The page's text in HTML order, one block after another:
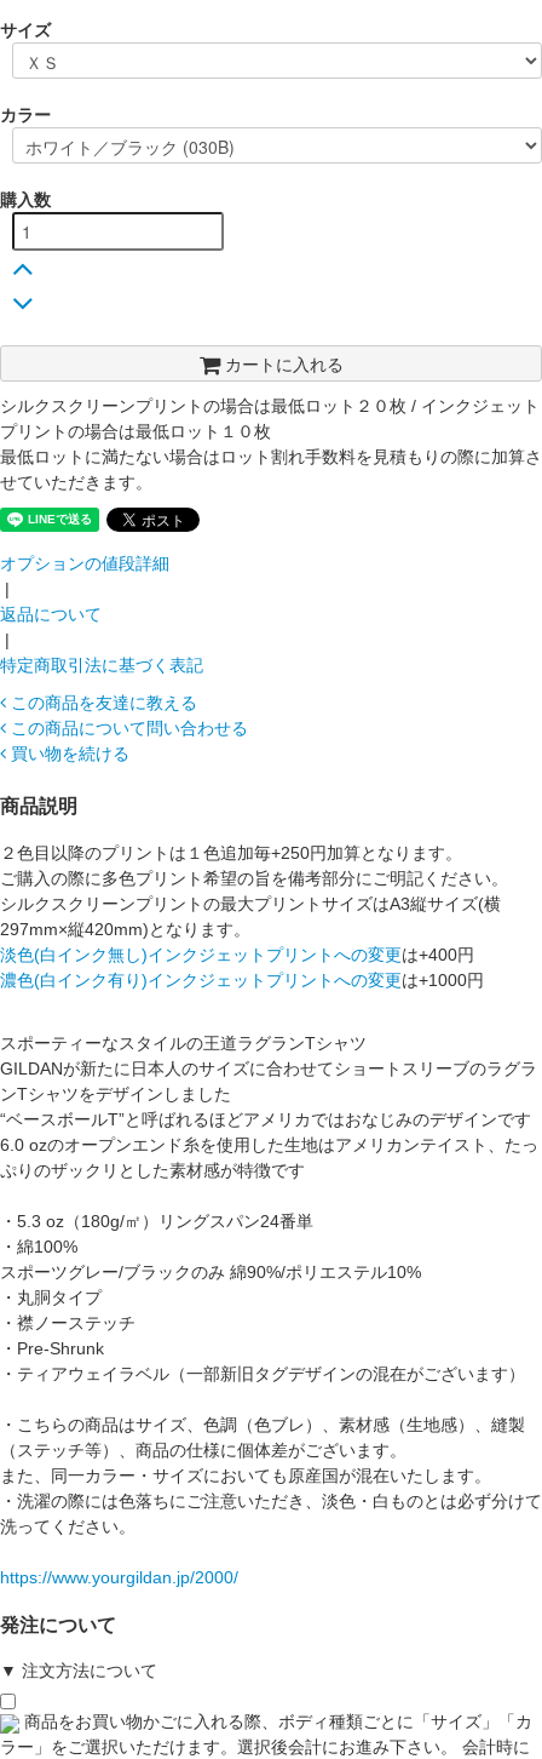
サイズ
カラー
購入数
カートに入れる
シルクスクリーンプリントの場合は最低ロット２０枚 / インクジェット
プリントの場合は最低ロット１０枚
最低ロットに満たない場合はロット割れ手数料を見積もりの際に加算さ
せていただきます。
オプションの値段詳細
|
返品について
|
特定商取引法に基づく表記
この商品を友達に教える
この商品について問い合わせる
買い物を続ける
商品説明
２色目以降のプリントは１色追加毎+250円加算となります。
ご購入の際に多色プリント希望の旨を備考部分にご明記ください。
シルクスクリーンプリントの最大プリントサイズはA3縦サイズ(横
297mm×縦420mm)となります。
淡色(白インク無し)インクジェットプリントへの変更は+400円
濃色(白インク有り)インクジェットプリントへの変更は+1000円
スポーティーなスタイルの王道ラグランTシャツ
GILDANが新たに日本人のサイズに合わせてショートスリーブのラグラ
ンTシャツをデザインしました
“ベースボールT”と呼ばれるほどアメリカではおなじみのデザインです
6.0 ozのオープンエンド糸を使用した生地はアメリカンテイスト、たっ
ぷりのザックリとした素材感が特徴です
・5.3 oz（180g/㎡）リングスパン24番単
・綿100%
スポーツグレー/ブラックのみ 綿90%/ポリエステル10%
・丸胴タイプ
・襟ノーステッチ
・Pre-Shrunk
・ティアウェイラベル（一部新旧タグデザインの混在がございます）
・こちらの商品はサイズ、色調（色ブレ）、素材感（生地感）、縫製
（ステッチ等）、商品の仕様に個体差がございます。
また、同一カラー・サイズにおいても原産国が混在いたします。
・洗濯の際には色落ちにご注意いただき、淡色・白ものとは必ず分けて
洗ってください。
https://www.yourgildan.jp/2000/
発注について
▼ 注文方法について
商品をお買い物かごに入れる際、ボディ種類ごとに「サイズ」「カ
ラー」をご選択いただけます。選択後会計にお進み下さい。 会計時に